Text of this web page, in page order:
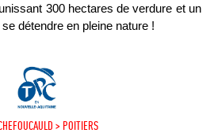
300 hectares de verdure et un
détendre en pleine nature !
> POITIERS